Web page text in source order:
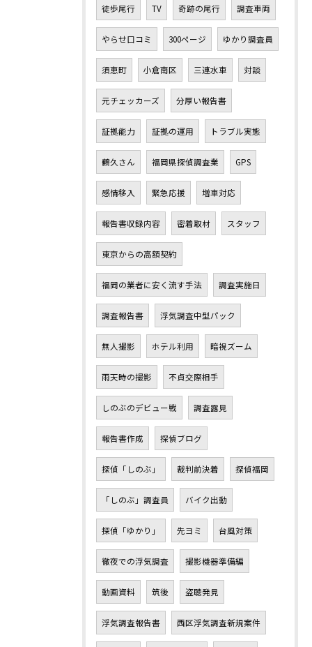
徒歩尾行 TV 奇跡の尾行 調査車両
やらせ口コミ 300ページ ゆかり調査員
須恵町 小倉南区 三連水車 対談
元チェッカーズ 分厚い報告書
証拠能力 証拠の運用 トラブル実態
鶴久さん 福岡県探偵調査業 GPS
感情移入 緊急応援 増車対応
報告書収録内容 密着取材 スタッフ
東京からの高額契約
福岡の業者に安く流す手法 調査実施日
調査報告書 浮気調査中型パック
無人撮影 ホテル利用 暗視ズーム
雨天時の撮影 不貞交際相手
しのぶのデビュー戦 調査露見
報告書作成 探偵ブログ
探偵「しのぶ」 裁判前決着 探偵福岡
「しのぶ」調査員 バイク出動
探偵「ゆかり」 先ヨミ 台風対策
徹夜での浮気調査 撮影機器準備編
動画資料 筑後 盗聴発見
浮気調査報告書 西区浮気調査新規案件